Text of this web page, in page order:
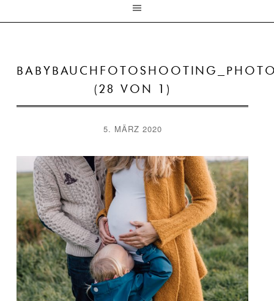
(28 VON 1)
5. MÄRZ 2020